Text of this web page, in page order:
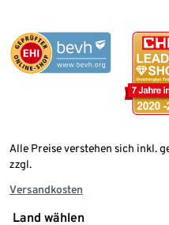
Alle Preise verstehen sich inkl.
zzgl.
Versandkosten
Land wählen